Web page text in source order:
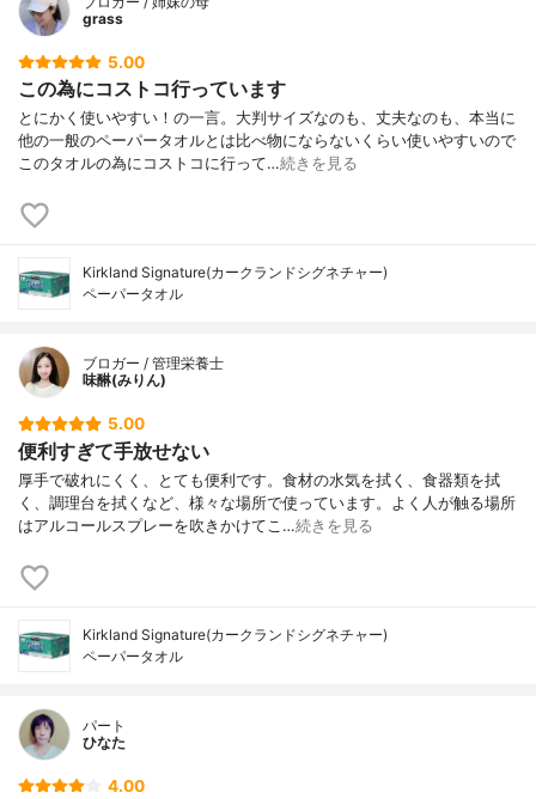
grass
5.00
この為にコストコ行っています
とにかく使いやすい！の一言。大判サイズなのも、丈夫なのも、本当に
他の一般のペーパータオルとは比べ物にならないくらい使いやすいので
このタオルの為にコストコに行って…続きを見る
Kirkland Signature(カークランドシグネチャー)
ペーパータオル
ブロガー / 管理栄養士
味醂(みりん)
5.00
便利すぎて手放せない
厚手で破れにくく、とても便利です。食材の水気を拭く、食器類を拭
く、調理台を拭くなど、様々な場所で使っています。よく人が触る場所
はアルコールスプレーを吹きかけてこ…続きを見る
Kirkland Signature(カークランドシグネチャー)
ペーパータオル
パート
ひなた
4.00